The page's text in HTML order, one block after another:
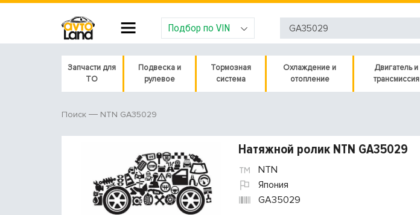
Подбор по VIN
Запчасти для
ТО
Подвеска и
рулевое
Тормозная
система
Охлаждение и
отопление
Двигатель и
трансмиссия
Поиск NTN GA35029
Натяжной ролик NTN GA35029
NTN
Япония
GA35029